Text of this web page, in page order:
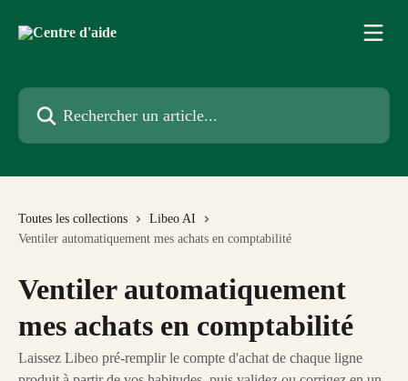
Rechercher un article...
Toutes les collections
Libeo AI
Ventiler automatiquement mes achats en comptabilité
Ventiler automatiquement
mes achats en comptabilité
Laissez Libeo pré‑remplir le compte d'achat de chaque ligne